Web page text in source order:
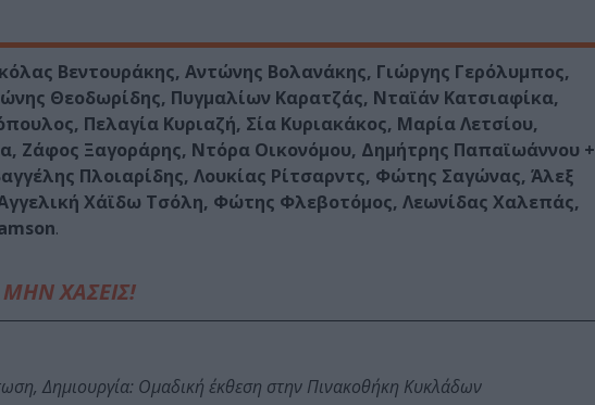
Βεντουράκης, Αντώνης Βολανάκης, Γιώργης Γερόλυμπος,
Θεοδωρίδης, Πυγμαλίων Καρατζάς, Νταϊάν Κατσιαφίκα,
Πελαγία Κυριαζή, Σία Κυριακάκος, Μαρία Λετσίου,
Ζάφος Ξαγοράρης, Ντόρα Οικονόμου, Δημήτρης Παπαϊωάννου +
Πλοιαρίδης, Λουκίας Ρίτσαρντς, Φώτης Σαγώνας, Άλεξ
Χάϊδω Τσόλη, Φώτης Φλεβοτόμος, Λεωνίδας Χαλεπάς,
.
ΜΗΝ ΧΑΣΕΙΣ!
Δημιουργία: Ομαδική έκθεση στην Πινακοθήκη Κυκλάδων